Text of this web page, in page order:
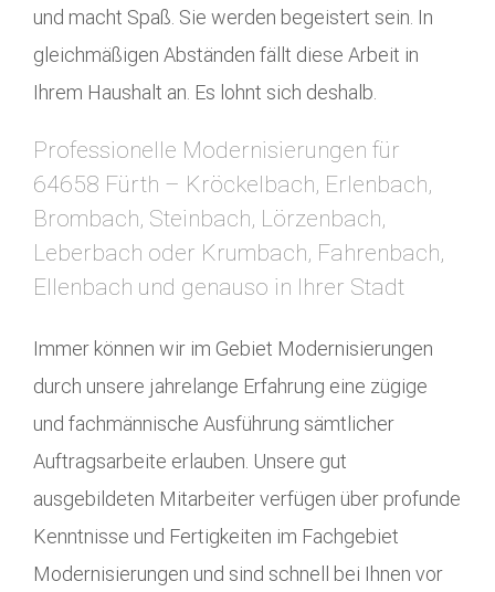
und macht Spaß. Sie werden begeistert sein. In
gleichmäßigen Abständen fällt diese Arbeit in
Ihrem Haushalt an. Es lohnt sich deshalb.
Professionelle Modernisierungen für
64658 Fürth – Kröckelbach, Erlenbach,
Brombach, Steinbach, Lörzenbach,
Leberbach oder Krumbach, Fahrenbach,
Ellenbach und genauso in Ihrer Stadt
Immer können wir im Gebiet Modernisierungen
durch unsere jahrelange Erfahrung eine zügige
und fachmännische Ausführung sämtlicher
Auftragsarbeite erlauben. Unsere gut
ausgebildeten Mitarbeiter verfügen über profunde
Kenntnisse und Fertigkeiten im Fachgebiet
Modernisierungen und sind schnell bei Ihnen vor